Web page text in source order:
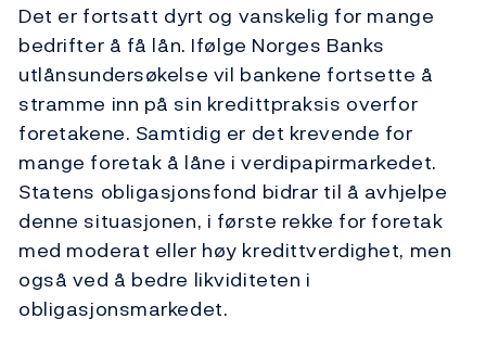
Det er fortsatt dyrt og vanskelig for mange
bedrifter å få lån. Ifølge Norges Banks
utlånsundersøkelse vil bankene fortsette å
stramme inn på sin kredittpraksis overfor
foretakene. Samtidig er det krevende for
mange foretak å låne i verdipapirmarkedet.
Statens obligasjonsfond bidrar til å avhjelpe
denne situasjonen, i første rekke for foretak
med moderat eller høy kredittverdighet, men
også ved å bedre likviditeten i
obligasjonsmarkedet.